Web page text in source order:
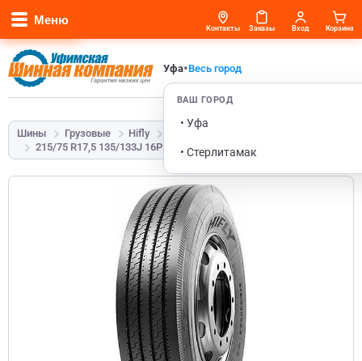
Меню
Уфа•Весь город
ВАШ ГОРОД
• Уфа
• Стерлитамак
Контакты Заказы Вход Корзина
Шины Грузовые Hifly
HH102
215/75 R17,5 135/133J 16PR TL